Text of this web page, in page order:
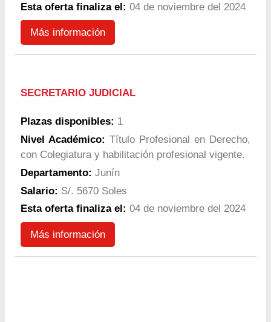
Esta oferta finaliza el: 04 de noviembre del 2024
Más información
SECRETARIO JUDICIAL
Plazas disponibles: 1
Nivel Académico: Título Profesional en Derecho,
con Colegiatura y habilitación profesional vigente.
Departamento: Junín
Salario: S/. 5670 Soles
Esta oferta finaliza el: 04 de noviembre del 2024
Más información